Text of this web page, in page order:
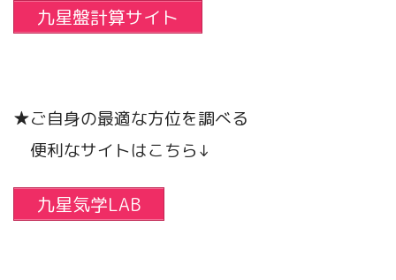
九星盤計算サイト
★ご自身の最適な方位を調べる
便利なサイトはこちら↓
九星気学LAB